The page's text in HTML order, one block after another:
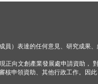
）表達的任何意見、研究成果
向文創產業發展處申請資助，
申領資助、其他行政工作。因